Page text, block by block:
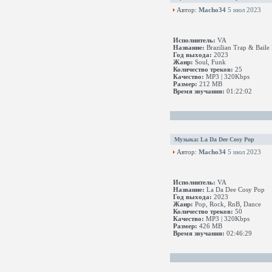
Автор: Macho34 5 июл 2023
Исполнитель: VA
Название: Brazilian Trap & Baile
Год выхода: 2023
Жанр: Soul, Funk
Количество треков: 25
Качество: MP3 | 320Kbps
Размер: 212 MB
Время звучания: 01:22:02
Музыка: La Da Dee Cosy Pop
Автор: Macho34 5 июл 2023
Исполнитель: VA
Название: La Da Dee Cosy Pop
Год выхода: 2023
Жанр: Pop, Rock, RnB, Dance
Количество треков: 50
Качество: MP3 | 320Kbps
Размер: 426 MB
Время звучания: 02:46:29